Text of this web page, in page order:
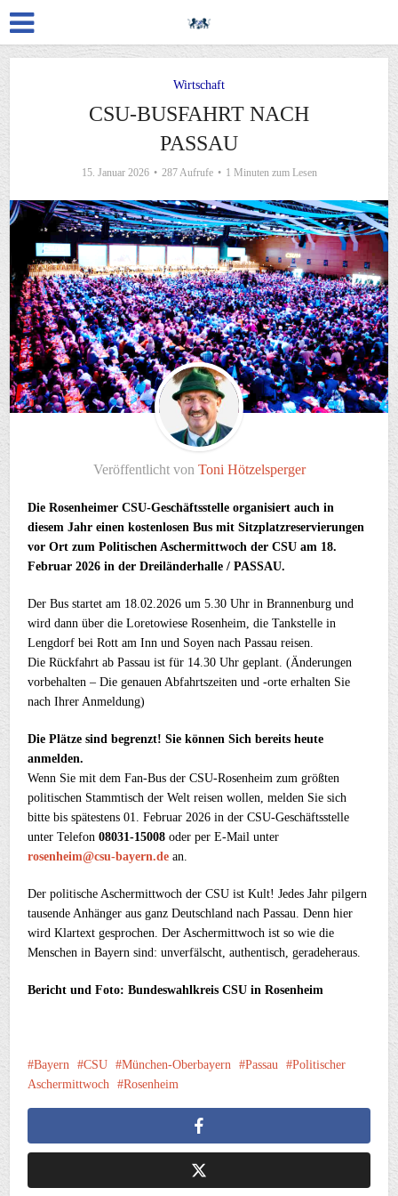
Wirtschaft
CSU-BUSFAHRT NACH
PASSAU
15. Januar 2026 287 Aufrufe 1 Minuten zum Lesen
Veröffentlicht von Toni Hötzelsperger
Die Rosenheimer CSU-Geschäftsstelle organisiert auch in
diesem Jahr einen kostenlosen Bus mit Sitzplatzreservierungen
vor Ort zum Politischen Aschermittwoch der CSU am 18.
Februar 2026 in der Dreiländerhalle / PASSAU.
Der Bus startet am 18.02.2026 um 5.30 Uhr in Brannenburg und
wird dann über die Loretowiese Rosenheim, die Tankstelle in
Lengdorf bei Rott am Inn und Soyen nach Passau reisen.
Die Rückfahrt ab Passau ist für 14.30 Uhr geplant. (Änderungen
vorbehalten – Die genauen Abfahrtszeiten und -orte erhalten Sie
nach Ihrer Anmeldung)
Die Plätze sind begrenzt! Sie können Sich bereits heute
anmelden.
Wenn Sie mit dem Fan-Bus der CSU-Rosenheim zum größten
politischen Stammtisch der Welt reisen wollen, melden Sie sich
bitte bis spätestens 01. Februar 2026 in der CSU-Geschäftsstelle
unter Telefon08031-15008oder per E-Mail unter
rosenheim@csu-bayern.de an.
Der politische Aschermittwoch der CSU ist Kult! Jedes Jahr pilgern
tausende Anhänger aus ganz Deutschland nach Passau. Denn hier
wird Klartext gesprochen. Der Aschermittwoch ist so wie die
Menschen in Bayern sind: unverfälscht, authentisch, geradeheraus.
Bericht und Foto: Bundeswahlkreis CSU in Rosenheim
Bayern CSU München-Oberbayern Passau
Politischer
Aschermittwoch
Rosenheim